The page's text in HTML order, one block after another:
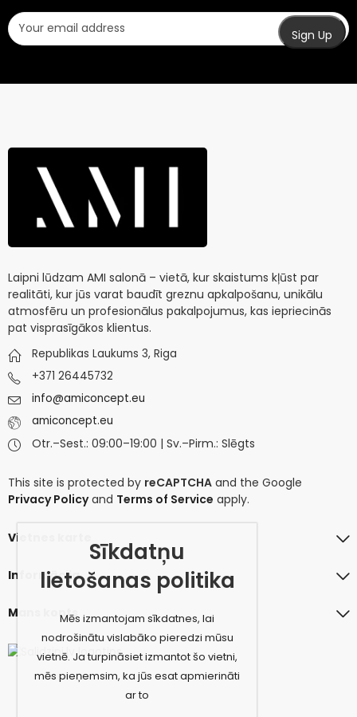
Laipni lūdzam AMI salonā – vietā, kur skaistums kļūst par
realitāti, kur jūs varat baudīt greznu apkalpošanu, unikālu
atmosfēru un profesionālus pakalpojumus, kas iepriecinās
pat visprasīgākos klientus.
Republikas Laukums 3, Riga
+371 26445732
info@amiconcept.eu
amiconcept.eu
Otr.–Sest.: 09:00–19:00 | Sv.–Pirm.: Slēgts
This site is protected by reCAPTCHA and the Google
Privacy Policyand Terms of Service apply.
Vietnes karte
Informācija
Mans konts
Sīkdatņu
lietošanas politika
Mēs izmantojam sīkdatnes, lai
nodrošinātu vislabāko pieredzi mūsu
vietnē. Ja turpināsiet izmantot šo vietni,
mēs pieņemsim, ka jūs esat apmierināti
ar to